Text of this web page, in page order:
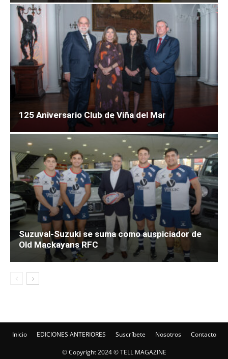
125 Aniversario Club de Viña del Mar
Suzuval-Suzuki se suma como auspiciador de
Old Mackayans RFC
Inicio EDICIONES ANTERIORES Suscríbete Nosotros Contacto
© Copyright 2024 © TELL MAGAZINE